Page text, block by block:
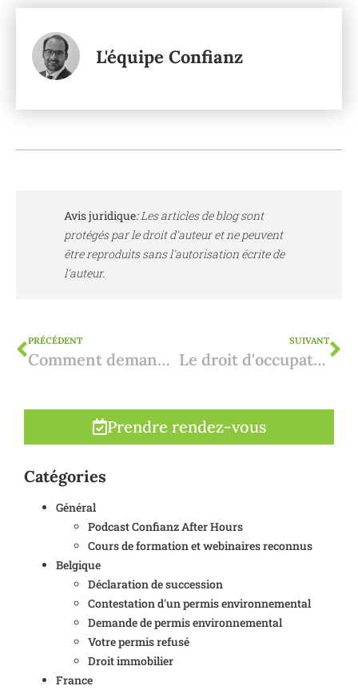
L'équipe Confianz
Avis juridique:Les articles de blog sont
protégés par le droit d'auteur et ne peuvent
être reproduits sans l'autorisation écrite de
l'auteur.
PRÉCÉDENT
Comment demander un numéro de FNI pour le Portugal ?
SUIVANT
Le droit d'occupation en Espagne : une alternative à l'usufruit ?
Prendre rendez-vous
Catégories
Général
Podcast Confianz After Hours
Cours de formation et webinaires reconnus
Belgique
Déclaration de succession
Contestation d'un permis environnemental
Demande de permis environnemental
Votre permis refusé
Droit immobilier
France